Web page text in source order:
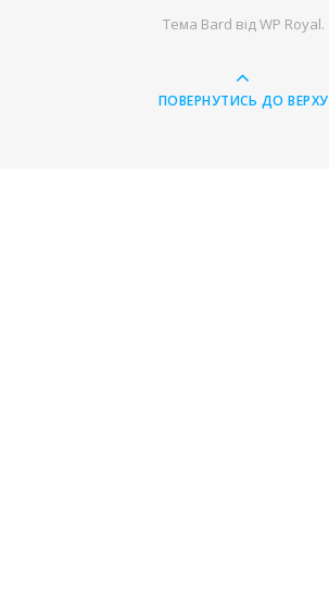
Тема Bard відWP Royal.
ПОВЕРНУТИСЬ ДО ВЕРХУ